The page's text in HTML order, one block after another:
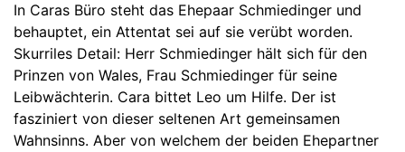
In Caras Büro steht das Ehepaar Schmiedinger und
behauptet, ein Attentat sei auf sie verübt worden.
Skurriles Detail: Herr Schmiedinger hält sich für den
Prinzen von Wales, Frau Schmiedinger für seine
Leibwächterin. Cara bittet Leo um Hilfe. Der ist
fasziniert von dieser seltenen Art gemeinsamen
Wahnsinns. Aber von welchem der beiden Ehepartner